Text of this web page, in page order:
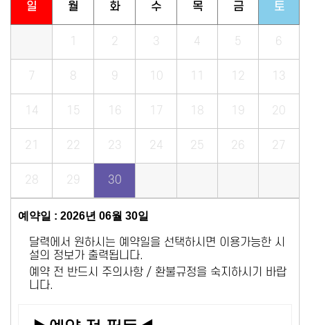
일 월 화 수 목 금 토
1 2 3 4 5 6
7 8 9 10 11 12 13
14 15 16 17 18 19 20
21 22 23 24 25 26 27
28 29 30
예약일 : 2026년 06월 30일
달력에서 원하시는 예약일을 선택하시면 이용가능한 시
설의 정보가 출력됩니다.
예약 전 반드시 주의사항 / 환불규정을 숙지하시기 바랍
니다.